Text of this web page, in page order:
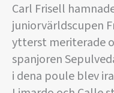
Carl Frisell
juniorvärldscupen
ytterst meriterade
spanjoren
i dena poule blev